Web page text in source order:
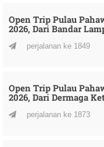
Open Trip Pulau
2026, Dari Bandar
perjalanan ke 1849
Open Trip Pulau
2026, Dari Dermaga
perjalanan ke 1873